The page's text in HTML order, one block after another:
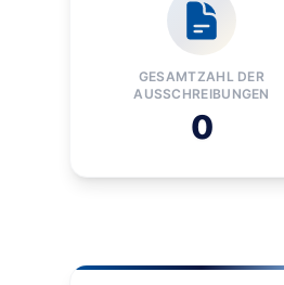
GESAMTZAHL DER
AUSSCHREIBUNGEN
0